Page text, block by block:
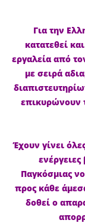
Για την
κατατεθεί
εργαλεία από
με σειρά
επικυρώνουν
Έχουν γίνει
Παγκόσμιας
προς κάθε
δοθεί ο